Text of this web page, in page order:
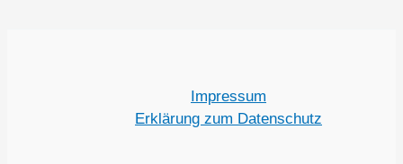
Impressum
Erklärung zum Datenschutz